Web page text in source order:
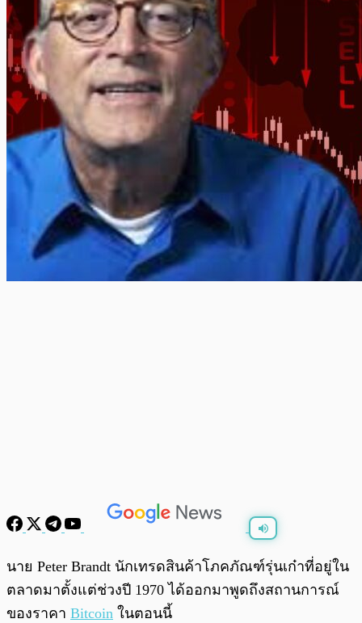
/ 0:00
นาย Peter Brandt นักเทรดสินค้าโภคภัณฑ์รุ่นเก๋าที่อยู่ใน
ตลาดมาตั้งแต่ช่วงปี 1970 ได้ออกมาพูดถึงสถานการณ์
ของราคา Bitcoin ในตอนนี้